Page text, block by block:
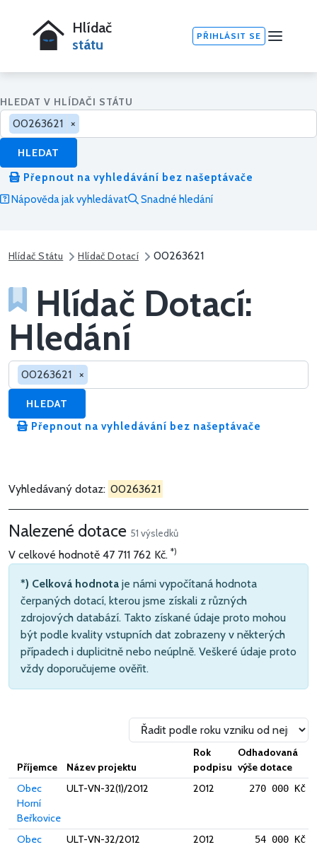
Hlídač
státu
PŘIHLÁSIT SE
HLEDAT V HLÍDAČI STÁTU
00263621 ×
HLEDAT
Přepnout na vyhledávání bez našeptávače
Nápověda jak vyhledávat
Snadné hledání
Hlídač Státu Hlídač Dotací 00263621
Hlídač Dotací:
Hledání
Hledat v dotacích
00263621 ×
HLEDAT
Přepnout na vyhledávání bez našeptávače
Vyhledávaný dotaz: 00263621
Nalezené dotace 51 výsledků
V celkové hodnotě 47 711 762 Kč. *)
*) Celková hodnota je námi vypočítaná hodnota
čerpaných dotací, kterou jsme získali z různých
zdrojových databází. Takto získané údaje proto mohou
být podle kvality vstupních dat zobrazeny v některých
případech i duplicitně nebo neúplně. Veškeré údaje proto
vždy doporučujeme ověřit.
Příjemce Název projektu
Rok
podpisu
Odhadovaná
výše dotace
Obec
Horní
Beřkovice
ULT-VN-32(1)/2012 2012 270 000 Kč
Obec
ULT-VN-32/2012 2012 54 000 Kč